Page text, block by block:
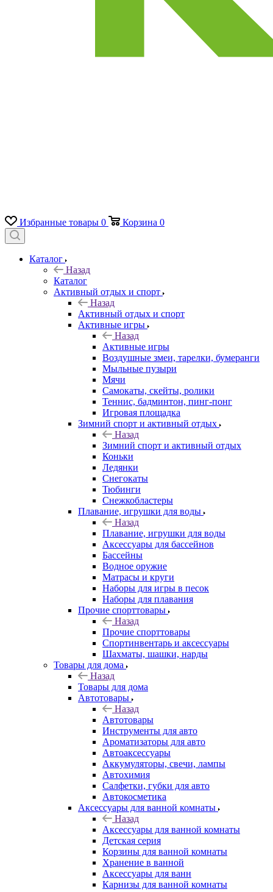
Избранные товары 0 Корзина 0
Каталог
Назад
Каталог
Активный отдых и спорт
Назад
Активный отдых и спорт
Активные игры
Назад
Активные игры
Воздушные змеи, тарелки, бумеранги
Мыльные пузыри
Мячи
Самокаты, скейты, ролики
Теннис, бадминтон, пинг-понг
Игровая площадка
Зимний спорт и активный отдых
Назад
Зимний спорт и активный отдых
Коньки
Ледянки
Снегокаты
Тюбинги
Снежкобластеры
Плавание, игрушки для воды
Назад
Плавание, игрушки для воды
Аксессуары для бассейнов
Бассейны
Водное оружие
Матрасы и круги
Наборы для игры в песок
Наборы для плавания
Прочие спорттовары
Назад
Прочие спорттовары
Спортинвентарь и аксессуары
Шахматы, шашки, нарды
Товары для дома
Назад
Товары для дома
Автотовары
Назад
Автотовары
Инструменты для авто
Ароматизаторы для авто
Автоаксессуары
Аккумуляторы, свечи, лампы
Автохимия
Салфетки, губки для авто
Автокосметика
Аксессуары для ванной комнаты
Назад
Аксессуары для ванной комнаты
Детская серия
Корзины для ванной комнаты
Хранение в ванной
Аксессуары для ванн
Карнизы для ванной комнаты